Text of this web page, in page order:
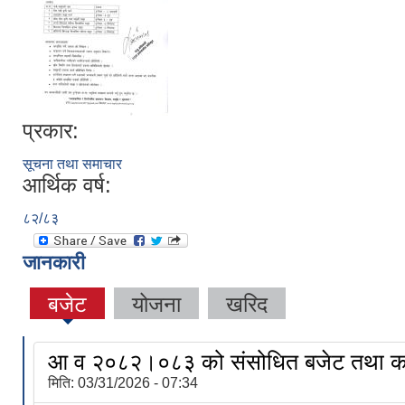
प्रकार:
सूचना तथा समाचार
आर्थिक वर्ष:
८२/८३
जानकारी
बजेट योजना खरिद
आ व २०८२।०८३ को संसोधित बजेट तथा
मिति: 03/31/2026 - 07:34